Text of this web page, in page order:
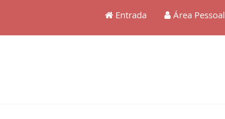
Entrada Área Pessoal